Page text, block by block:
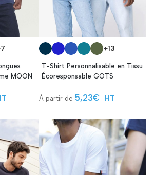
MOON
+13
T-Shirt Personnalisable en Tissu
Écoresponsable GOTS
5,23€ HT